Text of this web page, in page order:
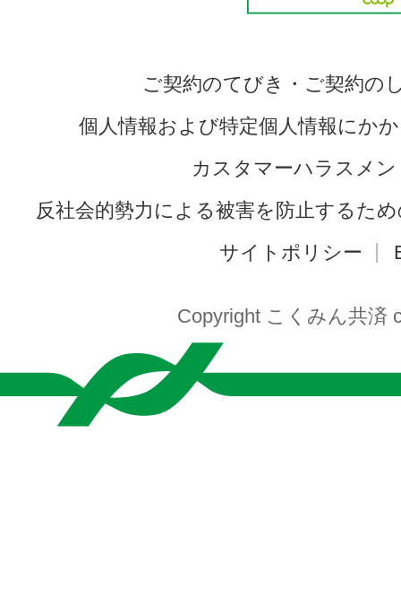
ご契約のてびき・ご契約の
個人情報および特定個人情報にか
カスタマーハラスメ
反社会的勢力による被害を防止するた
サイトポリシー
Copyright こくみん共済